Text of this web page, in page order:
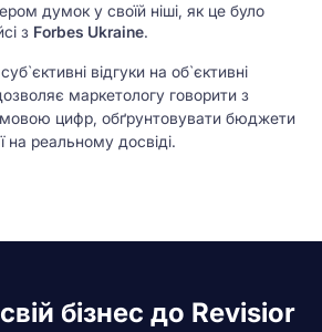
думок у своїй ніші, як це було
з Forbes Ukraine.
відгуки на об`єктивні
маркетологу говорити з
мовою цифр, обґрунтовувати бюджети
на реальному досвіді.
бізнес до Revisior